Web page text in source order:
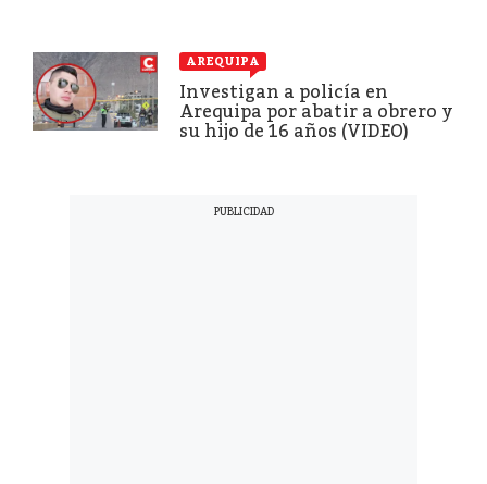
AREQUIPA
Investigan a policía en
Arequipa por abatir a obrero y
su hijo de 16 años (VIDEO)